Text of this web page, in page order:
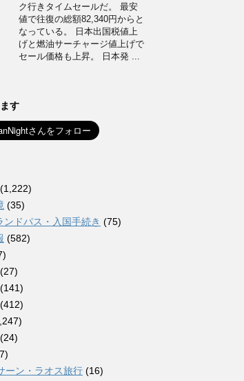
ク行きタイムセールだ。 最安
値で往復の総額82,340円からと
なっている。 日本出国税値上
げと燃油サーチャージ値上げで
セール価格も上昇。 日本発 ...
す
(1,222)
(35)
ンドパス・入国手続き (75)
(582)
(27)
(141)
(412)
(24)
ーン・ラオス旅行 (16)